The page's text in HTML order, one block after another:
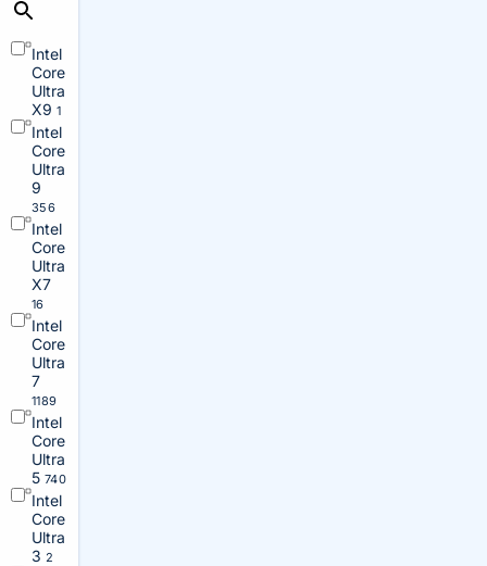
Intel
Core
Ultra
X91
Intel
Core
Ultra
9
356
Intel
Core
Ultra
X7
16
Intel
Core
Ultra
7
1189
Intel
Core
Ultra
5 740
Intel
Core
Ultra
3 2